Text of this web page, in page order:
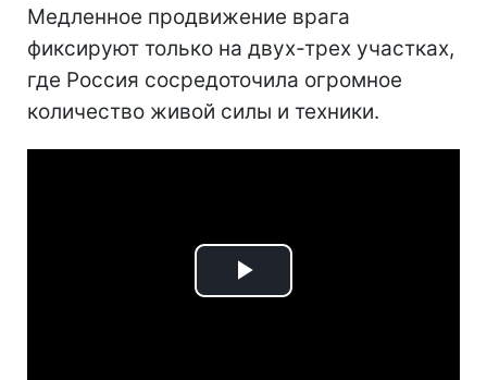
Медленное продвижение врага
фиксируют только на двух-трех участках,
где Россия сосредоточила огромное
количество живой силы и техники.
Play